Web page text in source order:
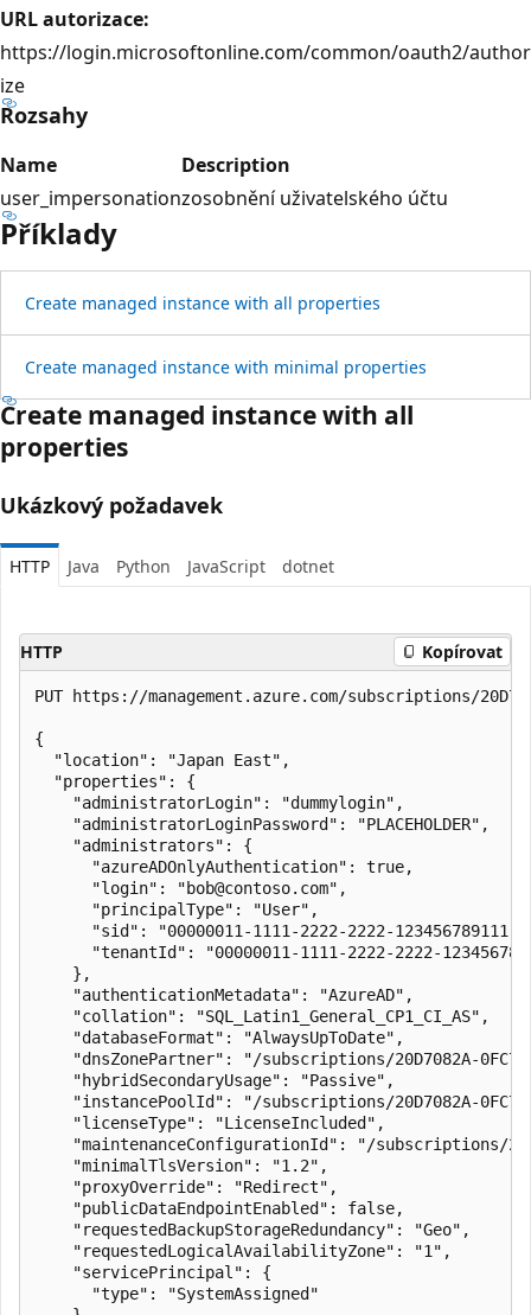
URL autorizace:
https://login.microsoftonline.com/common/oauth2/author
ize
Rozsahy
Name
Description
user_impersonationzosobnění uživatelského účtu
Příklady
Create managed instance with all properties
Create managed instance with minimal properties
Create managed instance with all
properties
Ukázkový požadavek
HTTP Java Python JavaScript dotnet
HTTP Kopírovat
PUT https://management.azure.com/subscriptions/
{
  "location": "Japan East",
  "properties": {
    "administratorLogin": "dummylogin",
    "administratorLoginPassword": "PLACEHOLDER",
    "administrators": {
      "azureADOnlyAuthentication": true,
      "login": "bob@contoso.com",
      "principalType": "User",
      "sid": "00000011-1111-2222-2222-123456789111",
"tenantId": "00000011-1111-2222-2222-
    },
    "authenticationMetadata": "AzureAD",
    "collation": "SQL_Latin1_General_CP1_CI_AS",
    "databaseFormat": "AlwaysUpToDate",
"dnsZonePartner": "/subscriptions/20D7082A-
    "hybridSecondaryUsage": "Passive",
"instancePoolId": "/subscriptions/20D7082A-
    "licenseType": "LicenseIncluded",
"maintenanceConfigurationId": "/subscriptions/
    "minimalTlsVersion": "1.2",
    "proxyOverride": "Redirect",
    "publicDataEndpointEnabled": false,
    "requestedBackupStorageRedundancy": "Geo",
    "requestedLogicalAvailabilityZone": "1",
    "servicePrincipal": {
      "type": "SystemAssigned"